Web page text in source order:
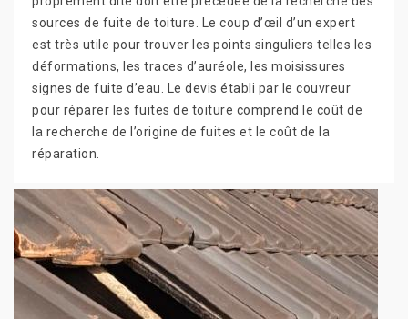
sources de fuite de toiture. Le coup d’œil d’un expert
est très utile pour trouver les points singuliers telles les
déformations, les traces d’auréole, les moisissures
signes de fuite d’eau. Le devis établi par le couvreur
pour réparer les fuites de toiture comprend le coût de
la recherche de l’origine de fuites et le coût de la
réparation.